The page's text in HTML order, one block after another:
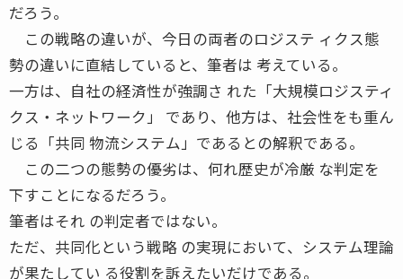
だろう。
この戦略の違いが、今日の両者のロジステ ィクス態
勢の違いに直結していると、筆者は 考えている。
一方は、自社の経済性が強調さ れた「大規模ロジスティ
クス・ネットワーク」 であり、他方は、社会性をも重ん
じる「共同 物流システム」であるとの解釈である。
この二つの態勢の優劣は、何れ歴史が冷厳 な判定を
下すことになるだろう。
筆者はそれ の判定者ではない。
ただ、共同化という戦略 の実現において、システム理論
が果たしてい る役割を訴えたいだけである。